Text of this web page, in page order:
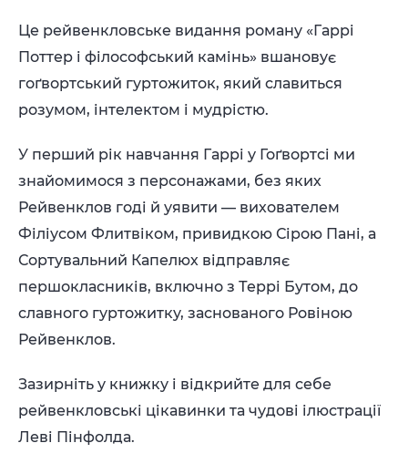
Це рейвенкловське видання роману «Гаррі
Поттер і філософський камінь» вшановує
гоґвортський гуртожиток, який славиться
розумом, інтелектом і мудрістю.
У перший рік навчання Гаррі у Гоґвортсі ми
знайомимося з персонажами, без яких
Рейвенклов годі й уявити — вихователем
Філіусом Флитвіком, привидкою Сірою Пані, а
Сортувальний Капелюх відправляє
першокласників, включно з Террі Бутом, до
славного гуртожитку, заснованого Ровіною
Рейвенклов.
Зазирніть у книжку і відкрийте для себе
рейвенкловські цікавинки та чудові ілюстрації
Леві Пінфолда.